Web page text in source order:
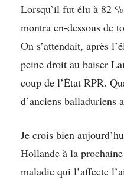
Lorsqu’il fut élu à 82
montra en-dessous de
On s’attendait, après
peine droit au baiser
coup de l’État RPR.
d’anciens balladuriens
Je crois bien
Hollande à la
maladie qui l’affecte